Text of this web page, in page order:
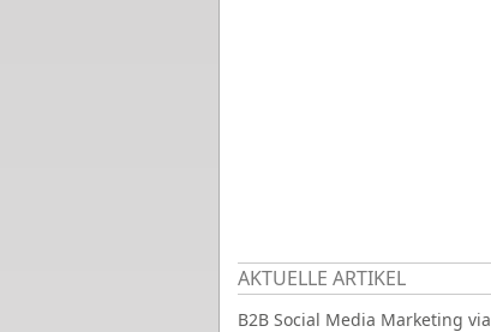
AKTUELLE ARTIKEL
B2B Social Media Marketing via